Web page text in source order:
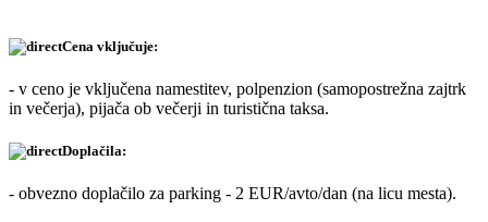
Cena vključuje:
- v ceno je vključena namestitev, polpenzion (samopostrežna zajtrk
in večerja), pijača ob večerji in turistična taksa.
Doplačila:
- obvezno doplačilo za parking - 2 EUR/avto/dan (na licu mesta).